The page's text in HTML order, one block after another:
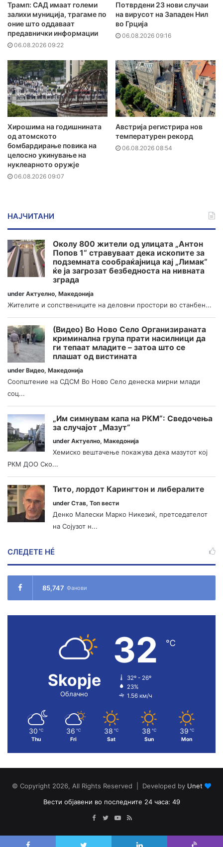
Трамп: САД имаат големи
залихи муниција, трагаме по
оние што оддаваат
предавнички информации
06.08.2026 09:22
Потврдени 23 нови случаи
на вирусот на Западен Нил
во Грција
06.08.2026 09:16
Хирошима на годишнината
од атомското
бомбардирање повика на
целосно укинување на
нуклеарното оружје
06.08.2026 09:07
Австрија регистрира нов
температурен рекорд
06.08.2026 08:54
НАЈЧИТАНИ
Околу 800 жители од улицата „Антон
Попов 1“ стравуваат дека ископите за
подземната сообраќајница кај „Лимак“
ќе ја загрозат безбедноста на нивната
зграда
under Актуелно, Македонија
Жителите и сопствениците на деловни простори во станбен...
(Видео) Во Ново Село Организираната
криминална група прати насилници да
ги тепаат младите – затоа што се
плашат од вистината
under Видео, Македонија
Соопштение на СДСМ Во Ново Село денеска мирни млади
соц...
„Им симнувам капа на РКМ“: Сведочења
за случајот „Мазут“
under Актуелно, Македонија
Хемиско вештачење покажува дека мазутот кој
РКМ ДОО Ско...
Тито, лордот Карингтон и либералите
under Став, Топ вести
Денко Малески Марко Никезиќ, претседателот
на Сојузот н...
СЛЕДЕТЕ НÉ
85,747 Фанови
Skopje
Облачно
32 ℃
32º - 26º
23%
1.56 км/ч
30 ℃
Thu
36 ℃
Fri
38 ℃
Sat
38 ℃
Sun
39 ℃
Mon
© Copyright 2026, All Rights Reserved | Developed by Unet
Вести објавени во последните 24 часа: 49
Facebook
TwitterYouTube
RSS